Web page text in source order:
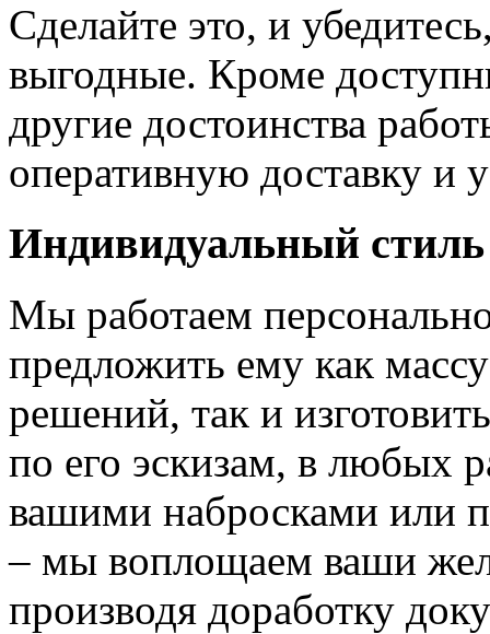
Сделайте это, и
выгодные. Кроме
другие достоинства
оперативную доставку и
Индивидуальный стиль
Мы работаем
предложить ему как
решений, так и
по его эскизам, в любых
вашими набросками или
– мы воплощаем ваши
производя доработку